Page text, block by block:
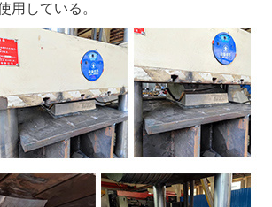
用している。